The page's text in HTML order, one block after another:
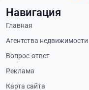
Навигация
Главная
Агентства недвижимости
Вопрос-ответ
Реклама
Карта сайта